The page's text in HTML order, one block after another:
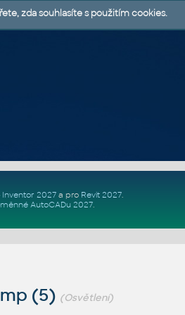
Inventor 2027a pro Revit 2027.
AutoCADu 2027.
(5) (Osvětlení)
zda souhlasíte s použitím cookies.